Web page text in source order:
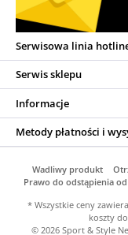
Serwisowa linia
Serwis sklepu
Informacje
Metody płatności i
Wadliwy produkt
Prawo do odstąpienia
* Wszystkie ceny
koszty
© 2026 Sport & Style